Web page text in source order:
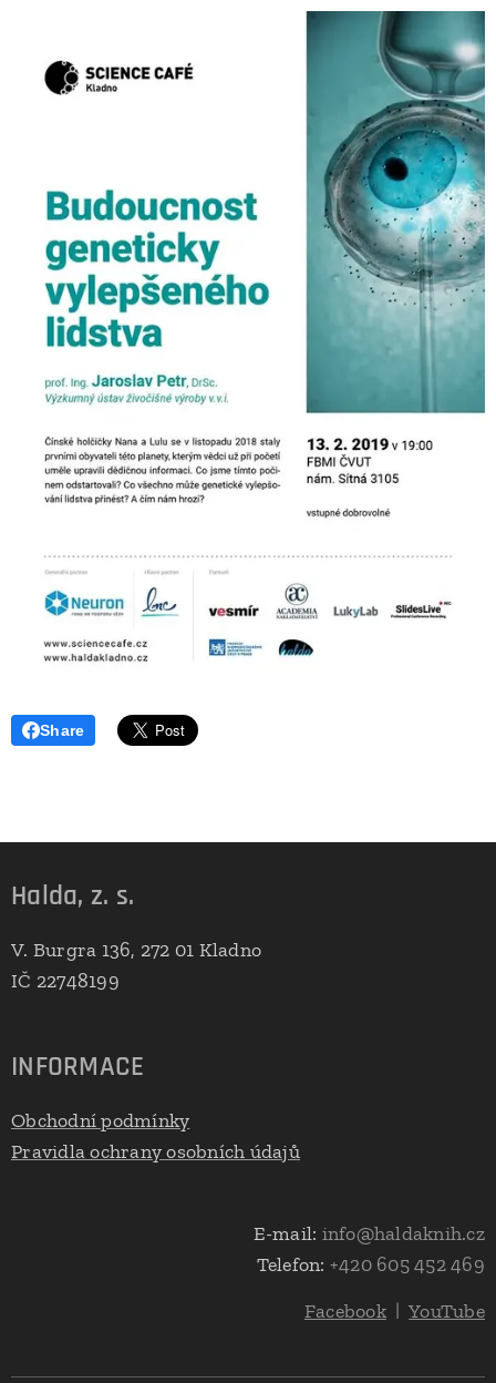
Share
Halda, z. s.
V. Burgra 136, 272 01 Kladno
IČ 22748199
INFORMACE
Obchodní podmínky
Pravidla ochrany osobních údajů
E-mail: info@haldaknih.cz
Telefon: +420 605 452 469
Facebook|YouTube